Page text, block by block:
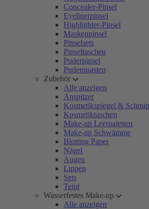
Concealer-Pinsel
Eyelinerpinsel
Highlighter-Pinsel
Maskenpinsel
Pinselsets
Pinseltaschen
Puderpinsel
Puderquasten
Zubehör
Alle anzeigen
Anspitzer
Kosmetikspiegel &
Kosmetiktaschen
Make-up Leerpaletten
Make-up Schwämme
Blotting Paper
Nägel
Augen
Lippen
Sets
Teint
Wasserfestes Make-up
Alle anzeigen